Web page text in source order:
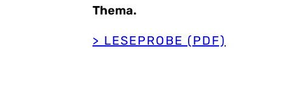
Thema.
> LESEPROBE (PDF)